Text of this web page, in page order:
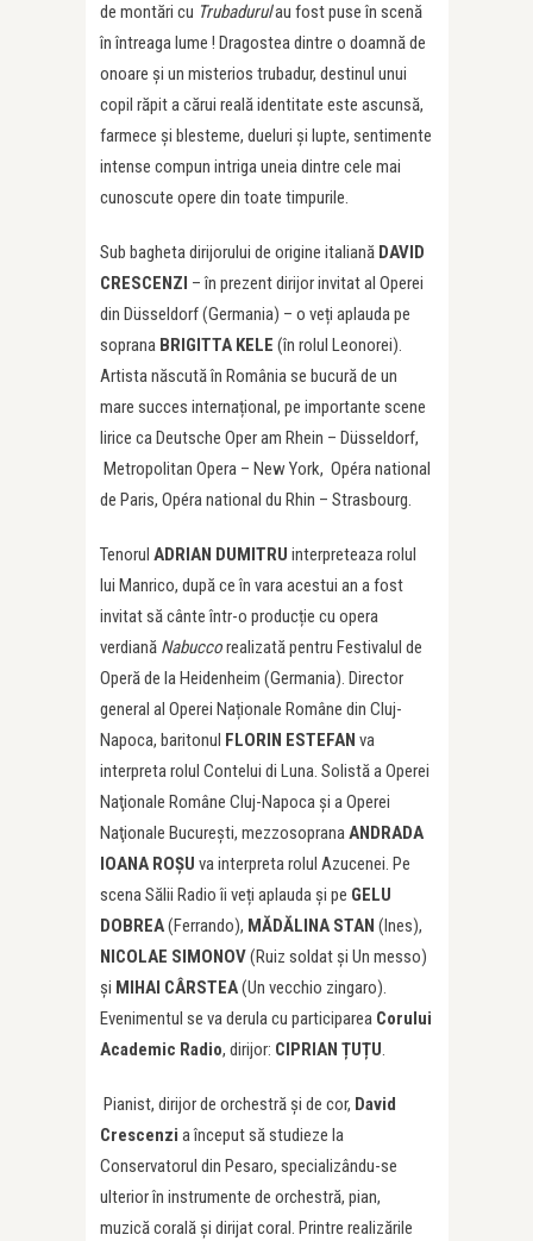
de montări cu Trubadurulau fost puse în scenă
în întreaga lume ! Dragostea dintre o doamnă de
onoare și un misterios trubadur, destinul unui
copil răpit a cărui reală identitate este ascunsă,
farmece și blesteme, dueluri și lupte, sentimente
intense compun intriga uneia dintre cele mai
cunoscute opere din toate timpurile.
Sub bagheta dirijorului de origine italiană DAVID
CRESCENZI – în prezent dirijor invitat al Operei
din Düsseldorf (Germania) – o veți aplauda pe
soprana BRIGITTA KELE (în rolul Leonorei).
Artista născută în România se bucură de un
mare succes internațional, pe importante scene
lirice ca Deutsche Oper am Rhein – Düsseldorf,
Metropolitan Opera – New York, Opéra national
de Paris, Opéra national du Rhin – Strasbourg.
Tenorul ADRIAN DUMITRU interpreteaza rolul
lui Manrico, după ce în vara acestui an a fost
invitat să cânte într-o producție cu opera
verdiană Nabuccorealizată pentru Festivalul de
Operă de la Heidenheim (Germania). Director
general al Operei Naționale Române din Cluj-
Napoca, baritonul FLORIN ESTEFAN va
interpreta rolul Contelui di Luna. Solistă a Operei
Naţionale Române Cluj-Napoca şi a Operei
Naţionale Bucureşti, mezzosopranaANDRADA
IOANA ROŞU va interpreta rolul Azucenei. Pe
scena Sălii Radio îi veți aplauda și pe GELU
DOBREA(Ferrando), MĂDĂLINA STAN (Ines),
NICOLAE SIMONOV(Ruiz soldat și Un messo)
și MIHAI CÂRSTEA(Un vecchio zingaro).
Evenimentul se va derula cu participarea Corului
Academic Radio, dirijor: CIPRIAN ȚUȚU.
Pianist, dirijor de orchestră şi de cor, David
Crescenzi a început să studieze la
Conservatorul din Pesaro, specializându-se
ulterior în instrumente de orchestră, pian,
muzică corală şi dirijat coral. Printre realizările